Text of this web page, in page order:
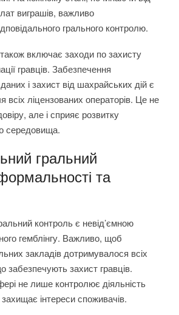
виграшів, важливо
грального контролю.
включає заходи по захисту
гравців. Забезпечення
і захист від шахрайських дій є
всіх ліцензованих операторів. Це не
але і сприяє розвитку
середовища.
гральний
та
контроль є невід’ємною
гемблінгу. Важливо, щоб
закладів дотримувалося всіх
забезпечують захист гравців.
не лише контролює діяльність
інтереси споживачів.